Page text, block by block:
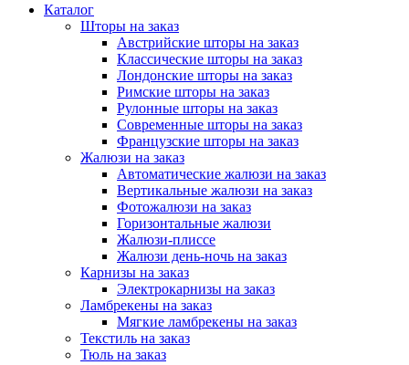
Каталог
Шторы на заказ
Австрийские шторы на заказ
Классические шторы на заказ
Лондонские шторы на заказ
Римские шторы на заказ
Рулонные шторы на заказ
Современные шторы на заказ
Французские шторы на заказ
Жалюзи на заказ
Автоматические жалюзи на заказ
Вертикальные жалюзи на заказ
Фотожалюзи на заказ
Горизонтальные жалюзи
Жалюзи-плиссе
Жалюзи день-ночь на заказ
Карнизы на заказ
Электрокарнизы на заказ
Ламбрекены на заказ
Мягкие ламбрекены на заказ
Текстиль на заказ
Тюль на заказ